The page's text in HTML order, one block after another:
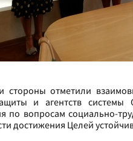
стороны отметили
и агентств
по вопросам социально-
достижения Целей